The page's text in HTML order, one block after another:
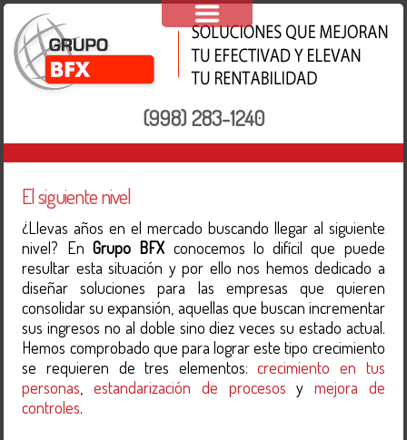
(998) 283-1240
El siguiente nivel
¿Llevas años en el mercado buscando llegar al siguiente
nivel? En Grupo BFX conocemos lo difícil que puede
resultar esta situación y por ello nos hemos dedicado a
diseñar soluciones para las empresas que quieren
consolidar su expansión, aquellas que buscan incrementar
sus ingresos no al doble sino diez veces su estado actual.
Hemos comprobado que para lograr este tipo crecimiento
se requieren de tres elementos:crecimiento en tus
personas,estandarización de procesos y mejora de
controles.